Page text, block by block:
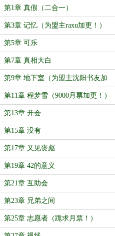
第1章 真假（二合一）
第3章 记忆（为盟主raxu加更！）
第5章 可乐
第7章 真相大白
第9章 地下室（为盟主沈阳书友加
更！）
第11章 程梦雪（9000月票加更！）
第13章 开会
第15章 没有
第17章 又见丧彪
第19章 42的意义
第21章 互助会
第23章 兄弟之间
第25章 志愿者（跪求月票！）